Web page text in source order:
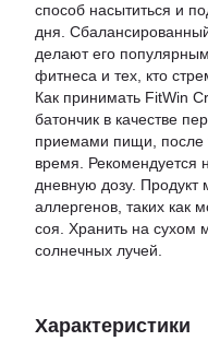
способ насытиться и
дня.
делают его
фитнеса и тех, кто
Как принимать FitWin
батончик в качестве
приемами пищи, после
время. Рекомендуется
дневную дозу. Продукт
аллергенов, таких как
соя. Хранить на
солнечных лучей.
Характеристики